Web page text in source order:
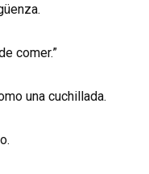
comer.”
una cuchillada.